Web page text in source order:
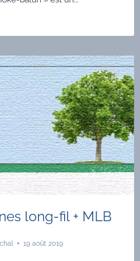
long-­fil + MLB
19 août 2019